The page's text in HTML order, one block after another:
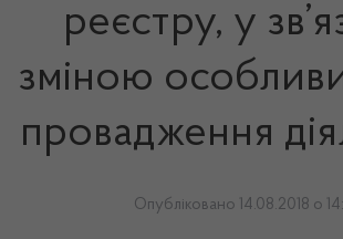
реєстру, у
зміною
провадження
Опубліковано 14.08.2018 о